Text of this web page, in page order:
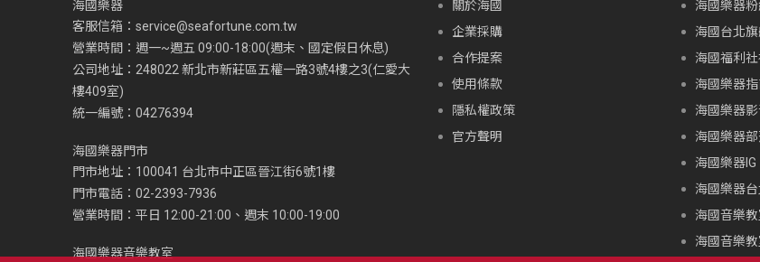
海國樂器
客服信箱： service@seafortune.com.tw
營業時間：週一~週五 09:00-18:00(週末、國定假日休息)
公司地址：248022 新北市新莊區五權一路3號4樓之3(仁愛大
樓409室)
統一編號：04276394
海國樂器門市
門市地址：100041 台北市中正區晉江街6號1樓
門市電話：02-2393-7936
營業時間：平日 12:00-21:00、週末 10:00-19:00
海國樂器音樂教室
關於海國
企業採購
合作提案
使用條款
隱私權政策
官方聲明
海國樂器
海國台北
海國福利
海國樂器
海國樂器
海國樂器
海國樂器IG
海國樂器
海國音樂
海國音樂